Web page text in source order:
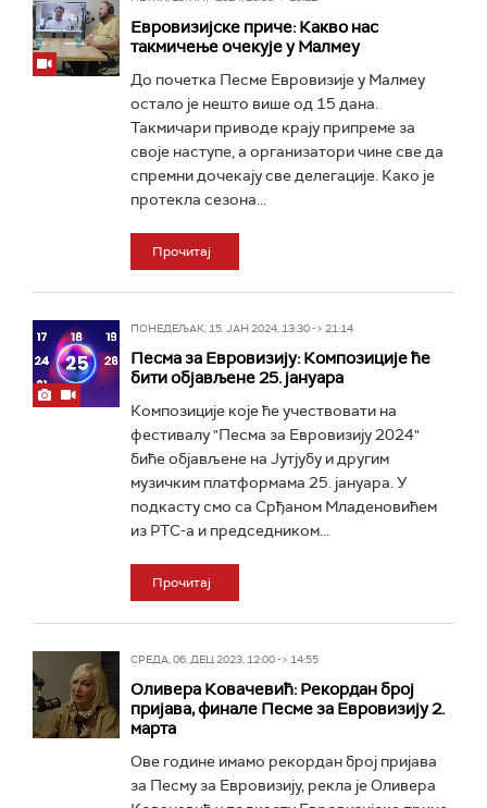
Евровизијске приче: Какво нас
такмичење очекује у Малмеу
До почетка Песме Евровизије у Малмеу
остало је нешто више од 15 дана.
Такмичари приводе крају припреме за
своје наступе, а организатори чине све да
спремни дочекају све делегације. Како је
протекла сезона...
Прочитај
ПОНЕДЕЉАК, 15. ЈАН 2024, 13:30 -> 21:14
Песма за Евровизију: Композиције ће
бити објављене 25. јануара
Композиције које ће учествовати на
фестивалу "Песма за Евровизију 2024"
биће објављене на Јутјубу и другим
музичким платформама 25. јануара. У
подкасту смо са Срђаном Младеновићем
из РТС-а и председником...
Прочитај
СРЕДА, 06. ДЕЦ 2023, 12:00 -> 14:55
Оливера Ковачевић: Рекордан број
пријава, финале Песме за Евровизију 2.
марта
Ове године имамо рекордан број пријава
за Песму за Евровизију, рекла је Оливера